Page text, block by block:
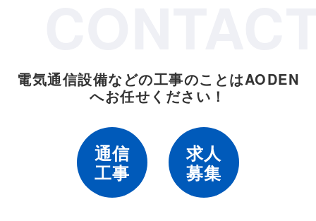
電気通信設備などの工事のことはAODEN
へお任せください！
通信
工事
求人
募集